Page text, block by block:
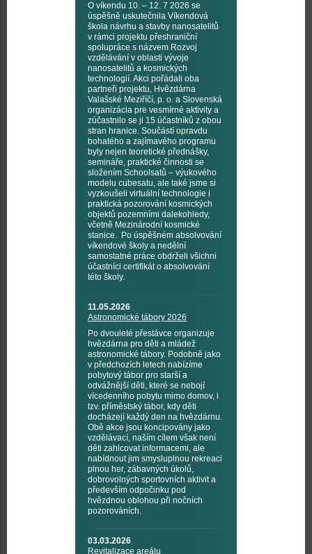
O víkendu 10. – 12. 7 2026 se
úspěšně uskutečnila Víkendová
škola návrhu a stavby nanosatelitů
v rámci projektu přeshraniční
spolupráce s názvem Rozvoj
vzdělávání v oblasti vývoje
nanosatelitů a kosmických
technologií. Akci pořádali oba
partneři projektu, Hvězdárna
Valašské Meziříčí, p. o. a Slovenská
organizácia pre vesmírné aktivity a
zúčastnilo se ji 15 účastníků z obou
stran hranice. Součástí opravdu
bohatého a zajímavého programu
byly nejen teoretické přednášky,
semináře, praktické činnosti se
složením Schoolsatů – výukového
modelu cubesatu, ale také jsme si
vyzkoušeli virtuální technologie i
praktická pozorování kosmických
objektů pozemními dalekohledy,
včetně Mezinárodní kosmické
stanice. Po úspěšném absolvování
víkendové školy a nedělní
samostatné práce obdrželi všichni
účastníci certifikát o absolvování
této školy.
11.05.2026
Astronomické tábory 2026
Po dvouleté přestávce organizuje
hvězdárna pro děti a mládež
astronomické tábory. Podobně jako
v předchozích letech nabízíme
pobytový tábor pro starší a
odvážnější děti, které se nebojí
vícedenního pobytu mimo domov, i
tzv. příměstský tábor, kdy děti
docházejí každý den na hvězdárnu.
Obě akce jsou koncipovány jako
vzdělávací, naším cílem však není
děti zahlcovat informacemi, ale
nabídnout jim smysluplnou rekreaci
plnou her, zábavných úkolů,
dobrovolných sportovních aktivit a
především odpočinku pod
hvězdnou oblohou při nočních
pozorováních.
03.03.2026
Revitalizace areálu